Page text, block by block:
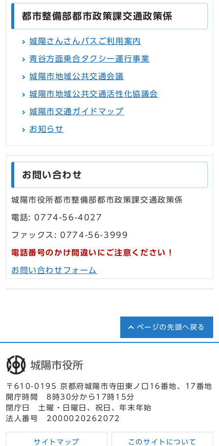
都市整備部都市政策課交通政策係
城陽さんさんバスご利用案内
青谷方面乗合タクシー運行事業
城陽市地域公共交通会議
城陽市地域公共交通活性化協議会
城陽市交通ガイドマップ
お知らせ
お問い合わせ
城陽市役所都市整備部都市政策課交通政策係
電話: 0774-56-4027
ファックス: 0774-56-3999
電話番号のかけ間違いにご注意ください！
お問い合わせフォーム
ページの先頭へ戻る
〒610-0195 京都府城陽市寺田東ノ口16番地、17番地
開庁時間 8時30分から17時15分
閉庁日 土曜・日曜日、祝日、年末年始
法人番号 2000020262072
サイトマップ このサイトについて